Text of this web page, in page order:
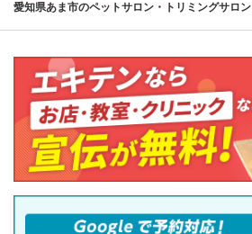
愛知県あま市のペットサロン・トリミングサロン